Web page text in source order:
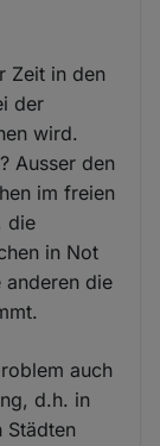
Zeit in den
der
wird.
Ausser den
im freien
die
in Not
die
auch
d.h. in
Städten